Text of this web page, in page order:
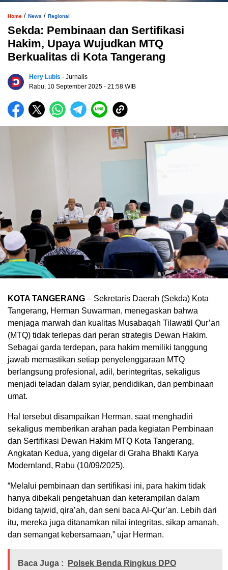
Home / News / Regional
Sekda: Pembinaan dan Sertifikasi
Hakim, Upaya Wujudkan MTQ
Berkualitas di Kota Tangerang
Hery Lubis - Jurnalis
Rabu, 10 September 2025 - 21:58 WIB
KOTA TANGERANG – Sekretaris Daerah (Sekda) Kota
Tangerang, Herman Suwarman, menegaskan bahwa
menjaga marwah dan kualitas Musabaqah Tilawatil Qur’an
(MTQ) tidak terlepas dari peran strategis Dewan Hakim.
Sebagai garda terdepan, para hakim memiliki tanggung
jawab memastikan setiap penyelenggaraan MTQ
berlangsung profesional, adil, berintegritas, sekaligus
menjadi teladan dalam syiar, pendidikan, dan pembinaan
umat.
Hal tersebut disampaikan Herman, saat menghadiri
sekaligus memberikan arahan pada kegiatan Pembinaan
dan Sertifikasi Dewan Hakim MTQ Kota Tangerang,
Angkatan Kedua, yang digelar di Graha Bhakti Karya
Modernland, Rabu (10/09/2025).
“Melalui pembinaan dan sertifikasi ini, para hakim tidak
hanya dibekali pengetahuan dan keterampilan dalam
bidang tajwid, qira’ah, dan seni baca Al-Qur’an. Lebih dari
itu, mereka juga ditanamkan nilai integritas, sikap amanah,
dan semangat kebersamaan,” ujar Herman.
Baca Juga :
Polsek Benda Ringkus DPO